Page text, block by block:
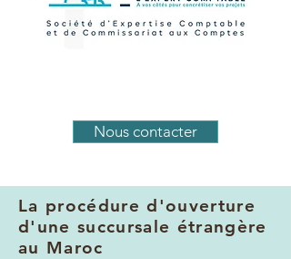
Nous contacter
La procédure d'ouverture
d'une succursale étrangère
au Maroc